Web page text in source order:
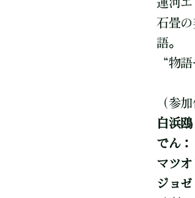
運河エ
石畳
語。
“物
（参
白浜鴎
でん：
マツオ
ジョゼ